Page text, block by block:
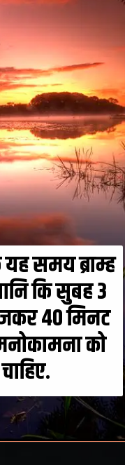
समय ब्राम्ह
कि सुबह 3
40 मिनट
को